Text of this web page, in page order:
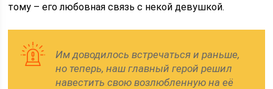
тому – его любовная связь с некой девушкой.
Им доводилось встречаться и раньше,
но теперь, наш главный герой решил
навестить свою возлюбленную на её